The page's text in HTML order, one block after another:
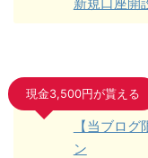
現金3,500円が貰える
【当ブロ
ン